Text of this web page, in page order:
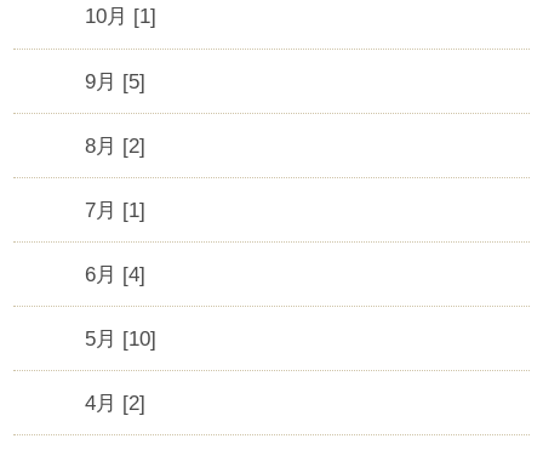
10月 [1]
9月 [5]
8月 [2]
7月 [1]
6月 [4]
5月 [10]
4月 [2]